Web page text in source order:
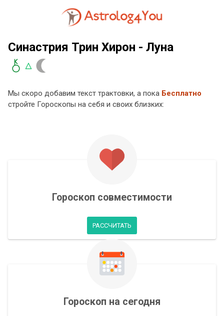
Синастрия Трин Хирон - Луна
Мы скоро добавим текст трактовки, а пока Бесплатно
стройте Гороскопы на себя и своих близких:
Гороскоп совместимости
РАССЧИТАТЬ
Гороскоп на сегодня